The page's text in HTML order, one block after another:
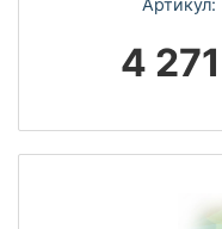
Артикул:
4 271